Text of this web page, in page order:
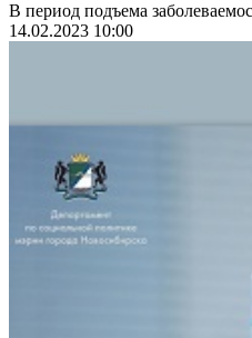
В период подъема
14.02.2023 10:00